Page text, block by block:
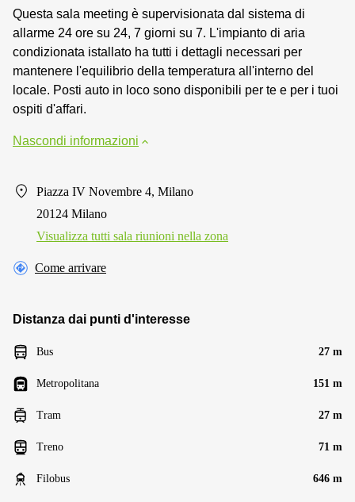
Questa sala meeting è supervisionata dal sistema di
allarme 24 ore su 24, 7 giorni su 7. L'impianto di aria
condizionata istallato ha tutti i dettagli necessari per
mantenere l'equilibrio della temperatura all'interno del
locale. Posti auto in loco sono disponibili per te e per i tuoi
ospiti d'affari.
Nascondi informazioni
Piazza IV Novembre 4, Milano
20124 Milano
Visualizza tutti sala riunioni nella zona
Come arrivare
Distanza dai punti d'interesse
Bus 27 m
Metropolitana 151 m
Tram 27 m
Treno 71 m
Filobus 646 m